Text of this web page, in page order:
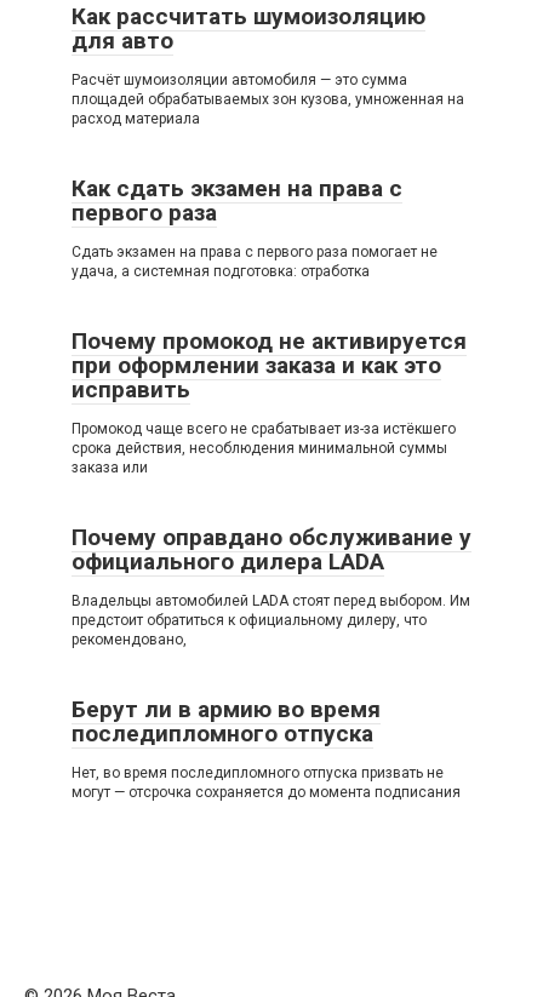
Как рассчитать шумоизоляцию
для авто
Расчёт шумоизоляции автомобиля — это сумма
площадей обрабатываемых зон кузова, умноженная на
расход материала
Как сдать экзамен на права с
первого раза
Сдать экзамен на права с первого раза помогает не
удача, а системная подготовка: отработка
Почему промокод не активируется
при оформлении заказа и как это
исправить
Промокод чаще всего не срабатывает из-за истёкшего
срока действия, несоблюдения минимальной суммы
заказа или
Почему оправдано обслуживание у
официального дилера LADA
Владельцы автомобилей LADA стоят перед выбором. Им
предстоит обратиться к официальному дилеру, что
рекомендовано,
Берут ли в армию во время
последипломного отпуска
Нет, во время последипломного отпуска призвать не
могут — отсрочка сохраняется до момента подписания